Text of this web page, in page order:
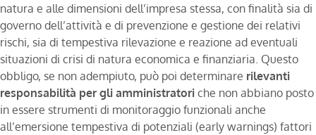
natura e alle dimensioni dell’impresa stessa, con finalità sia di
governo dell’attività e di prevenzione e gestione dei relativi
rischi, sia di tempestiva rilevazione e reazione ad eventuali
situazioni di crisi di natura economica e finanziaria. Questo
obbligo, se non adempiuto, può poi determinare rilevanti
responsabilità per gli amministratori che non abbiano posto
in essere strumenti di monitoraggio funzionali anche
all’emersione tempestiva di potenziali (early warnings) fattori